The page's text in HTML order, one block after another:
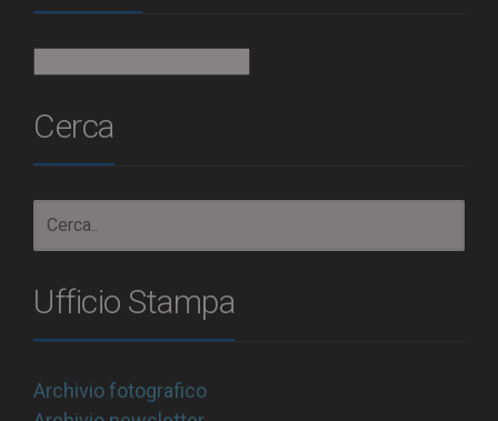
Cerca
Ufficio Stampa
Archivio fotografico